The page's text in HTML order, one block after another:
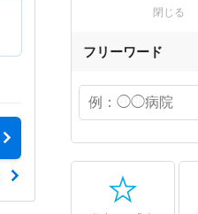
閉じる
フリーワード